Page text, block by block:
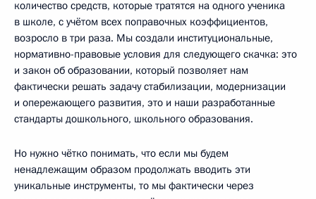
количество средств, которые тратятся на одного ученика
в школе, с учётом всех поправочных коэффициентов,
возросло в три раза. Мы создали институциональные,
нормативно-правовые условия для следующего скачка: это
и закон об образовании, который позволяет нам
фактически решать задачу стабилизации, модернизации
и опережающего развития, это и наши разработанные
стандарты дошкольного, школьного образования.
Но нужно чётко понимать, что если мы будем
ненадлежащим образом продолжать вводить эти
уникальные инструменты, то мы фактически через